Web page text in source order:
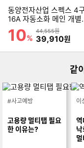
동양전자산업 스펙스 4구
16A 자동소화 메인 개별
위치 멀티탭 (5m)
할인률
10%
상품금액
44,555원
할인금액
39,910원
같